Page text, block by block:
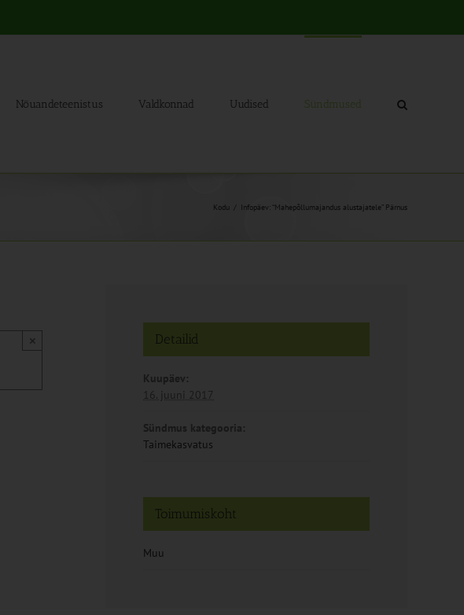
Nõuandeteenistus Valdkonnad Uudised Sündmused
Kodu Infopäev: “Mahepõllumajandus alustajatele” Pärnus
× Detailid
Kuupäev:
16. juuni 2017
Sündmus kategooria:
Taimekasvatus
Toimumiskoht
Muu